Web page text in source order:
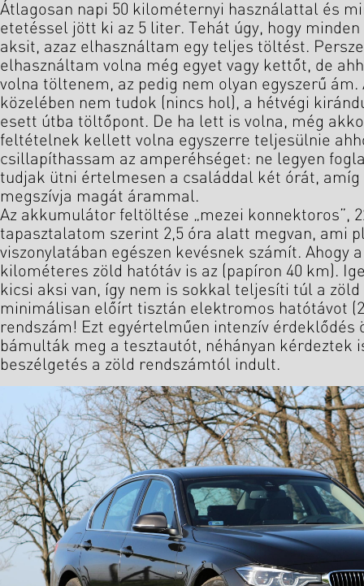
Átlagosan napi 50 kilométernyi használattal és
etetéssel jött ki az 5 liter. Tehát úgy, hogy
aksit, azaz elhasználtam egy teljes töltést.
elhasználtam volna még egyet vagy kettőt, de
volna töltenem, az pedig nem olyan egyszerű ám.
közelében nem tudok (nincs hol), a hétvégi
esett útba töltőpont. De ha lett is volna, még
feltételnek kellett volna egyszerre teljesülnie
csillapíthassam az amperéhséget: ne legyen
tudjak ütni értelmesen a családdal két órát,
megszívja magát árammal.
Az akkumulátor feltöltése „mezei konnektoros”,
tapasztalatom szerint 2,5 óra alatt megvan, ami
viszonylatában egészen kevésnek számít. Ahogy
kilométeres zöld hatótáv is az (papíron 40 km).
kicsi aksi van, így nem is sokkal teljesíti túl a zöld
minimálisan előírt tisztán elektromos hatótávot
rendszám! Ezt egyértelműen intenzív érdeklődés
bámulták meg a tesztautót, néhányan kérdeztek
beszélgetés a zöld rendszámtól indult.